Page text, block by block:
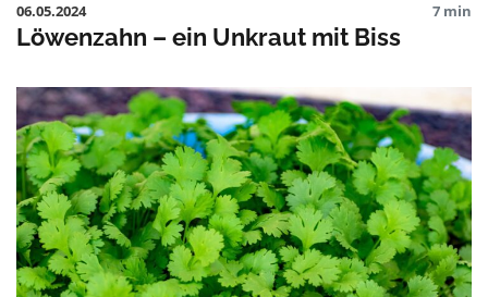
06.05.2024
7 min
Löwenzahn – ein Unkraut mit Biss